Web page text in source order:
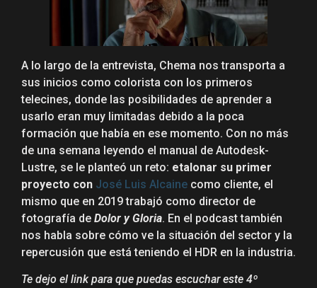
A lo largo de la entrevista, Chema nos transporta a
sus inicios como colorista con los primeros
telecines, donde las posibilidades de aprender a
usarlo eran muy limitadas debido a la poca
formación que había en ese momento. Con no más
de una semana leyendo el manual de Autodesk-
Lustre, se le planteó un reto: etalonar su primer
proyecto con José Luis Alcaine como cliente, el
mismo que en 2019 trabajó como director de
fotografía de Dolor y Gloria. En el podcast también
nos habla sobre cómo ve la situación del sector y la
repercusión que está teniendo el HDR en la industria.
Te dejo el link para que puedas escuchar este 4º